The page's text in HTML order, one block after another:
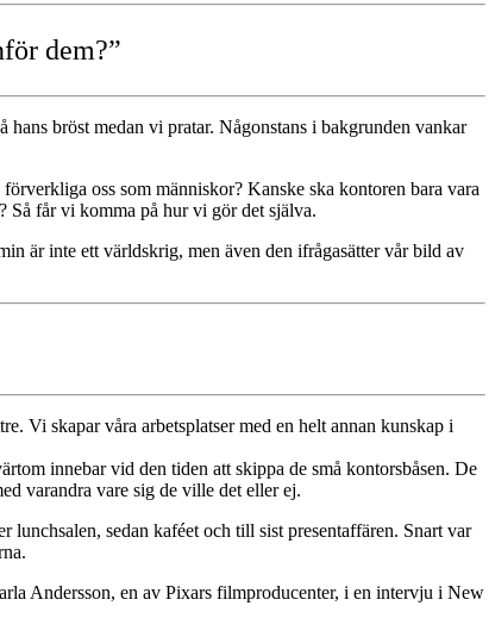
dem?”
bröst medan vi pratar. Någonstans i bakgrunden vankar
oss som människor? Kanske ska kontoren bara vara
Så får vi komma på hur vi gör det själva.
är inte ett världskrig, men även den ifrågasätter vår bild av
Vi skapar våra arbetsplatser med en helt annan kunskap i
innebar vid den tiden att skippa de små kontorsbåsen. De
varandra vare sig de ville det eller ej.
sedan kaféet och till sist presentaffären. Snart var
Andersson, en av Pixars filmproducenter, i en intervju i New